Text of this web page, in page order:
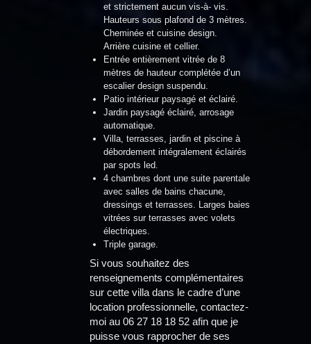
et strictement aucun vis-à- vis.
Hauteurs sous plafond de 3 mètres.
Cheminée et cuisine design.
Arrière cuisine et cellier.
Entrée entièrement vitrée de 8
mètres de hauteur complétée d’un
escalier design suspendu.
Patio intérieur paysagé et éclairé.
Jardin paysagé éclairé, arrosage
automatique.
Villa, terrasses, jardin et piscine à
débordement intégralement éclairés
par spots led.
4 chambres dont une suite parentale
avec salles de bains chacune,
dressings et terrasses. Larges baies
vitrées sur terrasses avec volets
électriques.
Triple garage.
Si vous souhaitez des
renseignements complémentaires
sur cette villa dans le cadre d’une
location professionnelle, contactez-
moi au 06 27 18 18 52 afin que je
puisse vous rapprocher de ses